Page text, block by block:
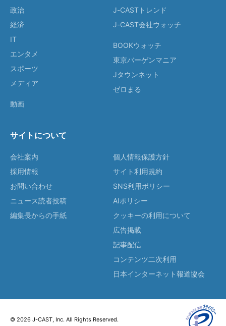
政治
経済
IT
エンタメ
スポーツ
メディア
動画
J-CASTトレンド
J-CAST会社ウォッチ
BOOKウォッチ
東京バーゲンマニア
Jタウンネット
ゼロまる
サイトについて
会社案内
採用情報
お問い合わせ
ニュース読者投稿
編集長からの手紙
個人情報保護方針
サイト利用規約
SNS利用ポリシー
AIポリシー
クッキーの利用について
広告掲載
記事配信
コンテンツ二次利用
日本インターネット報道協会
© 2026 J-CAST, Inc. All Rights Reserved.